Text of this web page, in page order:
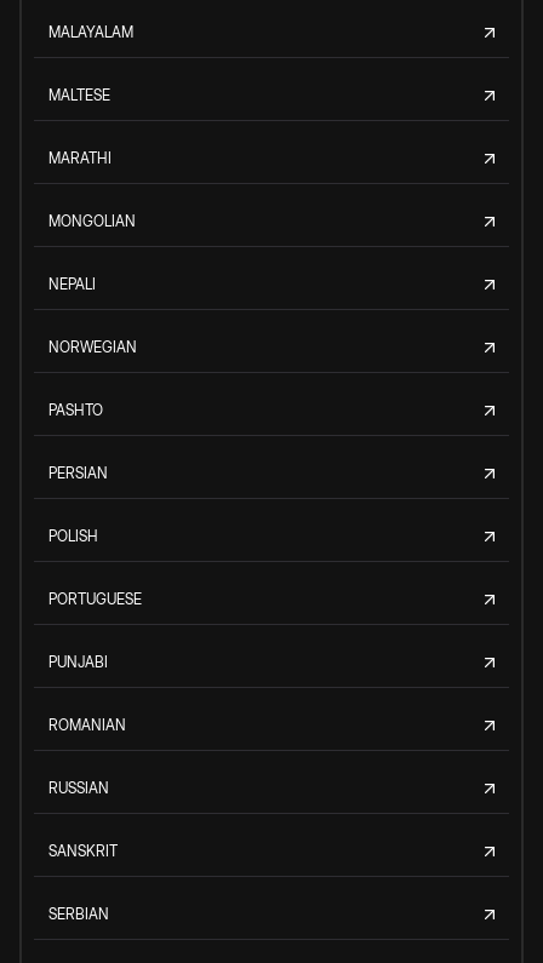
MALAYALAM
MALTESE
MARATHI
MONGOLIAN
NEPALI
NORWEGIAN
PASHTO
PERSIAN
POLISH
PORTUGUESE
PUNJABI
ROMANIAN
RUSSIAN
SANSKRIT
SERBIAN